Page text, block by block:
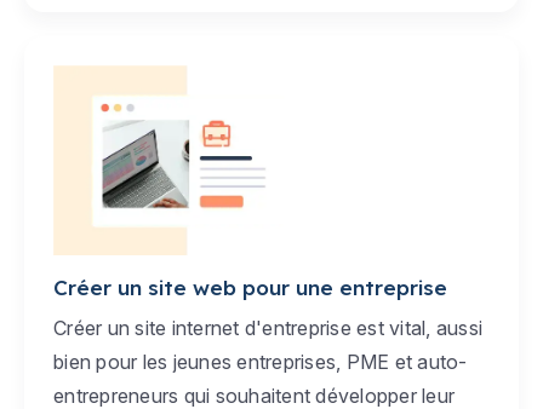
Créer un site web pour une entreprise
Créer un site internet d'entreprise est vital, aussi
bien pour les jeunes entreprises, PME et auto-
entrepreneurs qui souhaitent développer leur